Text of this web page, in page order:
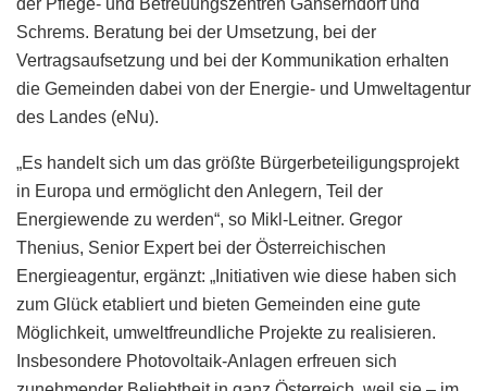
Schrems. Beratung bei der Umsetzung, bei der
Vertragsaufsetzung und bei der Kommunikation erhalten
die Gemeinden dabei von der Energie- und Umweltagentur
des Landes (eNu).
„Es handelt sich um das größte Bürgerbeteiligungsprojekt
in Europa und ermöglicht den Anlegern, Teil der
Energiewende zu werden“, so Mikl-Leitner. Gregor
Thenius, Senior Expert bei der Österreichischen
Energieagentur, ergänzt: „Initiativen wie diese haben sich
zum Glück etabliert und bieten Gemeinden eine gute
Möglichkeit, umweltfreundliche Projekte zu realisieren.
Insbesondere Photovoltaik-Anlagen erfreuen sich